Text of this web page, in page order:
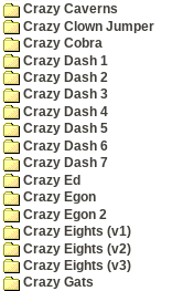
Crazy Caverns
Crazy Clown Jumper
Crazy Cobra
Crazy Dash 1
Crazy Dash 2
Crazy Dash 3
Crazy Dash 4
Crazy Dash 5
Crazy Dash 6
Crazy Dash 7
Crazy Ed
Crazy Egon
Crazy Egon 2
Crazy Eights (v1)
Crazy Eights (v2)
Crazy Eights (v3)
Crazy Gats